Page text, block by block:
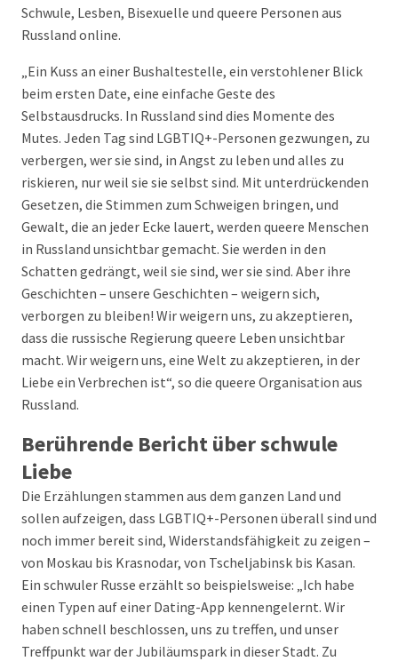
Schwule, Lesben, Bisexuelle und queere Personen aus
Russland online.
„Ein Kuss an einer Bushaltestelle, ein verstohlener Blick
beim ersten Date, eine einfache Geste des
Selbstausdrucks. In Russland sind dies Momente des
Mutes. Jeden Tag sind LGBTIQ+-Personen gezwungen, zu
verbergen, wer sie sind, in Angst zu leben und alles zu
riskieren, nur weil sie sie selbst sind. Mit unterdrückenden
Gesetzen, die Stimmen zum Schweigen bringen, und
Gewalt, die an jeder Ecke lauert, werden queere Menschen
in Russland unsichtbar gemacht. Sie werden in den
Schatten gedrängt, weil sie sind, wer sie sind. Aber ihre
Geschichten – unsere Geschichten – weigern sich,
verborgen zu bleiben! Wir weigern uns, zu akzeptieren,
dass die russische Regierung queere Leben unsichtbar
macht. Wir weigern uns, eine Welt zu akzeptieren, in der
Liebe ein Verbrechen ist“, so die queere Organisation aus
Russland.
Berührende Bericht über schwule
Liebe
Die Erzählungen stammen aus dem ganzen Land und
sollen aufzeigen, dass LGBTIQ+-Personen überall sind und
noch immer bereit sind, Widerstandsfähigkeit zu zeigen –
von Moskau bis Krasnodar, von Tscheljabinsk bis Kasan.
Ein schwuler Russe erzählt so beispielsweise: „Ich habe
einen Typen auf einer Dating-App kennengelernt. Wir
haben schnell beschlossen, uns zu treffen, und unser
Treffpunkt war der Jubiläumspark in dieser Stadt. Zu